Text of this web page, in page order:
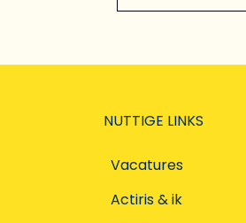
NUTTIGE LINKS
Vacatures
Actiris & ik